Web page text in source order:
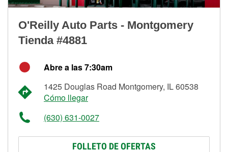
O'Reilly Auto Parts - Montgomery
Tienda #4881
Abre a las 7:30am
1425 Douglas Road Montgomery, IL 60538
Cómo llegar
(630) 631-0027
FOLLETO DE OFERTAS